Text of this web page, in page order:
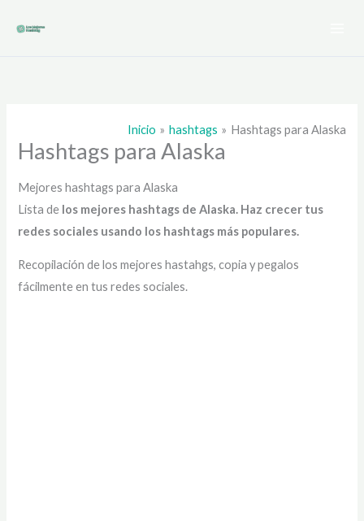
Inicio hashtags Hashtags para Alaska
Hashtags para Alaska
Mejores hashtags para Alaska
Lista de los mejores hashtags de Alaska. Haz crecer tus
redes sociales usando los hashtags más populares.
Recopilación de los mejores hastahgs, copia y pegalos
fácilmente en tus redes sociales.